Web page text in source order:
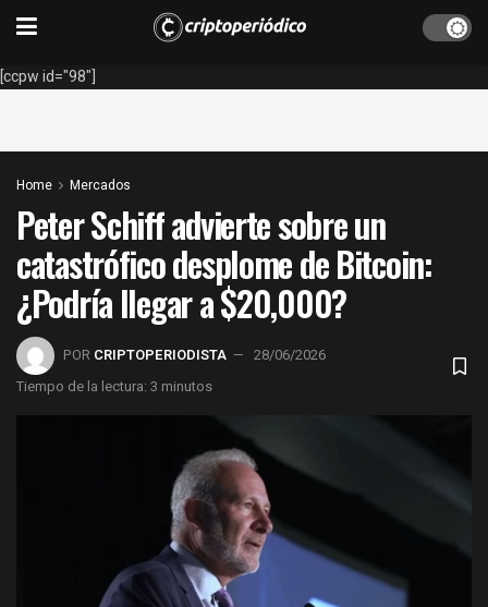
[ccpw id="98"]
Home Mercados
Peter Schiff advierte sobre un
catastrófico desplome de Bitcoin:
¿Podría llegar a $20,000?
POR CRIPTOPERIODISTA
28/06/2026
Tiempo de la lectura: 3 minutos